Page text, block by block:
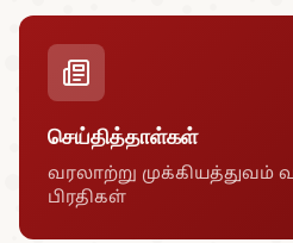
செய்தித்தாள்கள்
வரலாற்று முக்கியத்துவம்
பிரதிகள்